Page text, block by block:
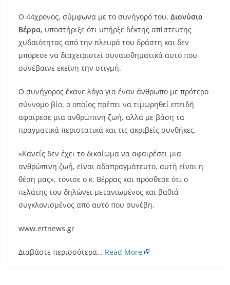
Ο 44χρονος, σύμφωνα με το συνήγορό του, Διονύσιο
Βέρρα, υποστήριξε ότι υπήρξε δέκτης απίστευτης
χυδαιότητας από την πλευρά του δράστη και δεν
μπόρεσε να διαχειριστεί συναισθηματικά αυτό που
συνέβαινε εκείνη την στιγμή.
Ο συνήγορος έκανε λόγο για έναν άνθρωπο με πρότερο
σύννομο βίο, ο οποίος πρέπει να τιμωρηθεί επειδή
αφαίρεσε μια ανθρώπινη ζωή, αλλά με βάση τα
πραγματικά περιστατικά και τις ακριβείς συνθήκες.
«Κανείς δεν έχει το δικαίωμα να αφαιρέσει μια
ανθρώπινη ζωή, είναι αδαπραγμάτευτο, αυτή είναι η
θέση μας», τόνισε ο κ. Βέρρας και πρόσθεσε ότι ο
πελάτης του δηλώνει μετανιωμένος και βαθιά
συγκλονισμένος από αυτό που συνέβη.
www.ertnews.gr
Διαβάστε περισσότερα… Read More